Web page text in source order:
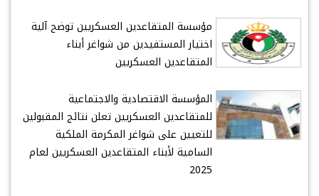
مؤسسة المتقاعدين العسكريين توضح آلية
اختيار المستفيدين من شواغر أبناء
المتقاعدين العسكريين
المؤسسة الاقتصادية والاجتماعية
للمتقاعدين العسكريين تعلن نتائج المقبولين
للتعيين على شواغر المكرمة الملكية
السامية لأبناء المتقاعدين العسكريين لعام
2025